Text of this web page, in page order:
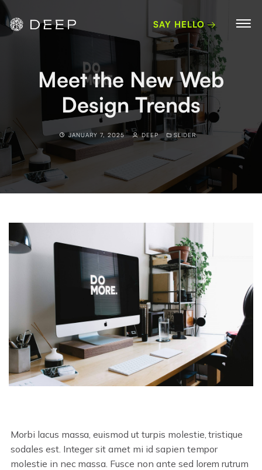
SAY HELLO
Meet the New Web
Design Trends
JANUARY 7, 2025 DEEP SLIDER
Morbi lacus massa, euismod ut turpis molestie, tristique
sodales est. Integer sit amet mi id sapien tempor
molestie in nec massa. Fusce non ante sed lorem rutrum